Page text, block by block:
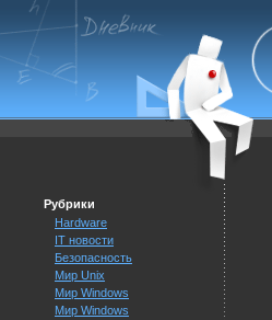
Рубрики
Hardware
IT новости
Безопасность
Мир Unix
Мир Windows
Мир Windows